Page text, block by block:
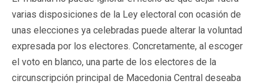
varias disposiciones de la Ley electoral con ocasión de
unas elecciones ya celebradas puede alterar la voluntad
expresada por los electores. Concretamente, al escoger
el voto en blanco, una parte de los electores de la
circunscripción principal de Macedonia Central deseaba